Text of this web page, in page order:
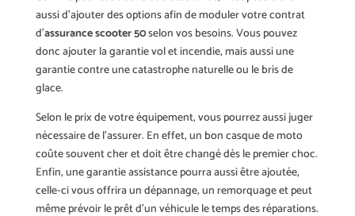
aussi d’ajouter des options afin de moduler votre contrat
d’assurance scooter 50selon vos besoins. Vous pouvez
donc ajouter la garantie vol et incendie, mais aussi une
garantie contre une catastrophe naturelle ou le bris de
glace.
Selon le prix de votre équipement, vous pourrez aussi juger
nécessaire de l’assurer. En effet, un bon casque de moto
coûte souvent cher et doit être changé dès le premier choc.
Enfin, une garantie assistance pourra aussi être ajoutée,
celle-ci vous offrira un dépannage, un remorquage et peut
même prévoir le prêt d’un véhicule le temps des réparations.